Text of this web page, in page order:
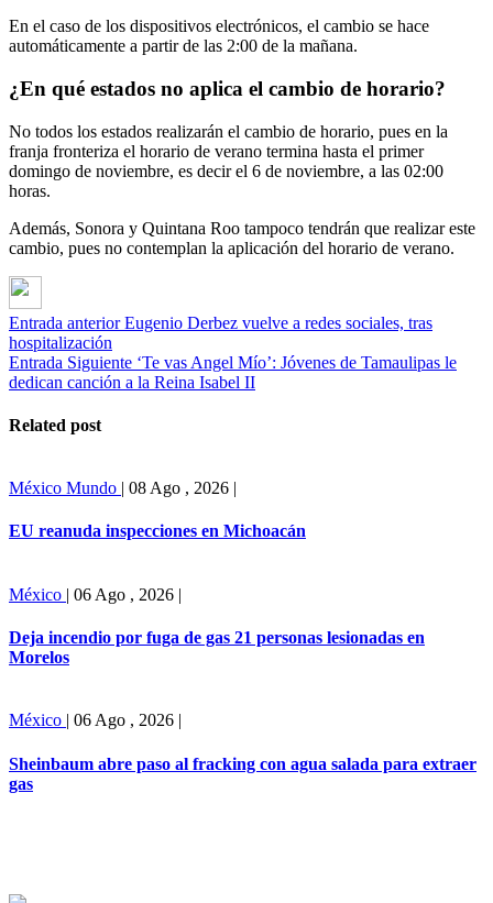
En el caso de los dispositivos electrónicos, el cambio se hace
automáticamente a partir de las 2:00 de la mañana.
¿En qué estados no aplica el cambio de horario?
No todos los estados realizarán el cambio de horario, pues en la
franja fronteriza el horario de verano termina hasta el primer
domingo de noviembre, es decir el 6 de noviembre, a las 02:00
horas.
Además, Sonora y Quintana Roo tampoco tendrán que realizar este
cambio, pues no contemplan la aplicación del horario de verano.
Entrada anterior Eugenio Derbez vuelve a redes sociales, tras
hospitalización
Entrada Siguiente ‘Te vas Angel Mío’: Jóvenes de Tamaulipas le
dedican canción a la Reina Isabel II
Related post
México Mundo | 08 Ago , 2026 |
EU reanuda inspecciones en Michoacán
México | 06 Ago , 2026 |
Deja incendio por fuga de gas 21 personas lesionadas en
Morelos
México | 06 Ago , 2026 |
Sheinbaum abre paso al fracking con agua salada para extraer
gas